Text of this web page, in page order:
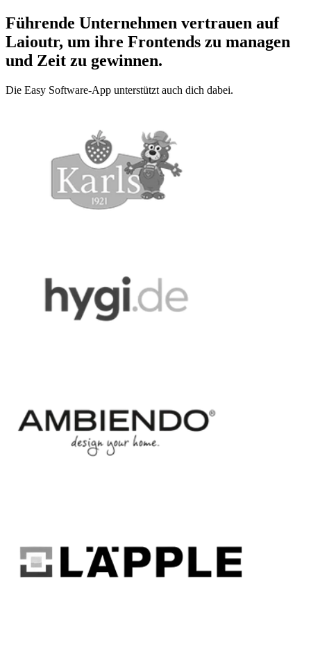
Führende Unternehmen vertrauen auf
Laioutr, um ihre Frontends zu managen
und Zeit zu gewinnen.
Die Easy Software-App unterstützt auch dich dabei.